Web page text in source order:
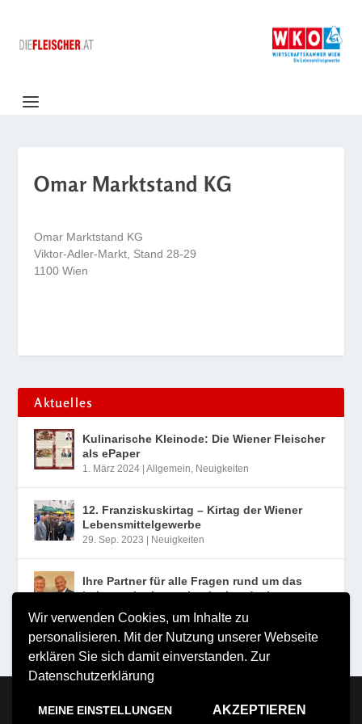
Wir verwenden Cookies, um Inhalte zu
personalisieren. Mit der Nutzung unserer Webseite
erklären Sie sich damit einverstanden. Zur
Datenschutzerklärung
MEINE EINSTELLUNGEN AKZEPTIEREN
Omar Marktstand KG
Omar Marktstand KG
Viktor-Adler-Markt, Stand 28-29
1100 Wien
Aktuelles
Kulinarische Kleinode: Die Wiener Fleischer
als ePaper
1. März 2024 |Allgemein, Neuigkeiten
12. Franziskuskirtag – Kirtag der Wiener
Lebensmittelgewerbe
29. Sep. 2023 Neuigkeiten
Ihre Partner für alle Fragen rund um das
Lebensmittelgewerbe der Landesinnung
Wien
10. Aug. 2023|Neuigkeiten